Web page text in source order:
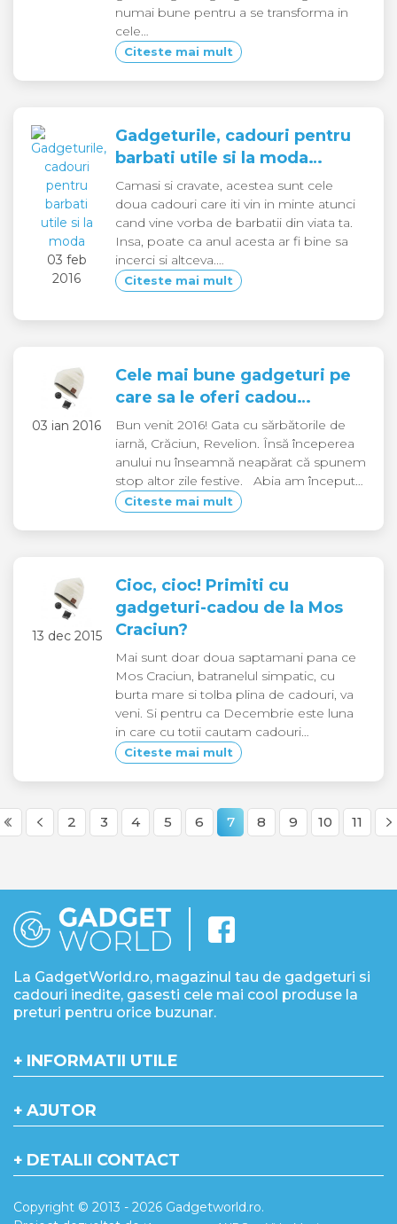
numai bune pentru a se transforma in
cele…
Citeste mai mult
03 feb
2016
Gadgeturile, cadouri pentru
barbati utile si la moda…
Camasi si cravate, acestea sunt cele
doua cadouri care iti vin in minte atunci
cand vine vorba de barbatii din viata ta.
Insa, poate ca anul acesta ar fi bine sa
incerci si altceva.…
Citeste mai mult
03 ian 2016
Cele mai bune gadgeturi pe
care sa le oferi cadou…
Bun venit 2016! Gata cu sărbătorile de
iarnă, Crăciun, Revelion. Însă începerea
anului nu înseamnă neapărat că spunem
stop altor zile festive. Abia am început…
Citeste mai mult
13 dec 2015
Cioc, cioc! Primiti cu
gadgeturi-cadou de la Mos
Craciun?
Mai sunt doar doua saptamani pana ce
Mos Craciun, batranelul simpatic, cu
burta mare si tolba plina de cadouri, va
veni. Si pentru ca Decembrie este luna
in care cu totii cautam cadouri…
Citeste mai mult
2 3 4 5 6 7 8 9 10 11
La GadgetWorld.ro, magazinul tau de gadgeturi si
cadouri inedite, gasesti cele mai cool produse la
preturi pentru orice buzunar.
INFORMATII UTILE
AJUTOR
DETALII CONTACT
Copyright © 2013 - 2026 Gadgetworld.ro.